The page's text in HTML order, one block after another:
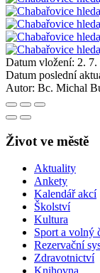
Datum vložení: 2. 7.
Datum poslední
Autor: Bc. Michal
Život ve městě
Aktuality
Ankety
Kalendář akcí
Školství
Kultura
Sport a volný
Rezervační
Zdravotnictví